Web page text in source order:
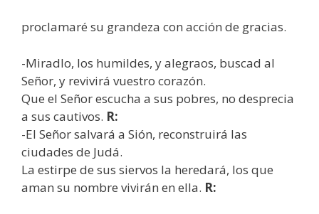
proclamaré su grandeza con acción de gracias.
-Miradlo, los humildes, y alegraos, buscad al
Señor, y revivirá vuestro corazón.
Que el Señor escucha a sus pobres, no desprecia
a sus cautivos. R:
-El Señor salvará a Sión, reconstruirá las
ciudades de Judá.
La estirpe de sus siervos la heredará, los que
aman su nombre vivirán en ella. R: